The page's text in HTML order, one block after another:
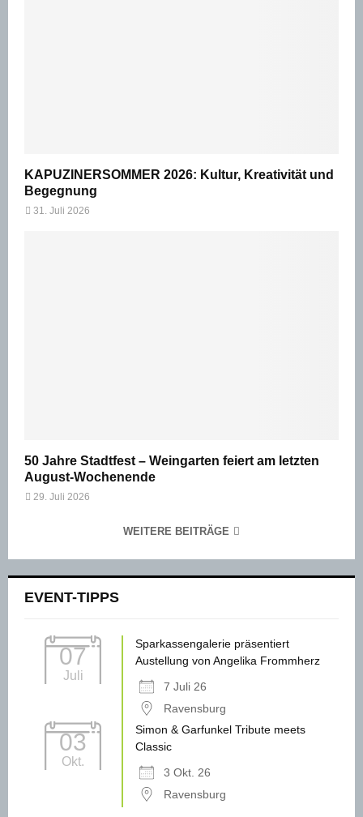
KAPUZINERSOMMER 2026: Kultur, Kreativität und
Begegnung
31. Juli 2026
50 Jahre Stadtfest – Weingarten feiert am letzten
August-Wochenende
29. Juli 2026
WEITERE BEITRÄGE
EVENT-TIPPS
07
Juli
Sparkassengalerie präsentiert
Austellung von Angelika Frommherz
7 Juli 26
Ravensburg
03
Okt.
Simon & Garfunkel Tribute meets
Classic
3 Okt. 26
Ravensburg